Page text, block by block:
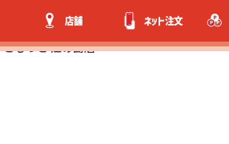
店舗 ネット注文
ともっと 江の島店